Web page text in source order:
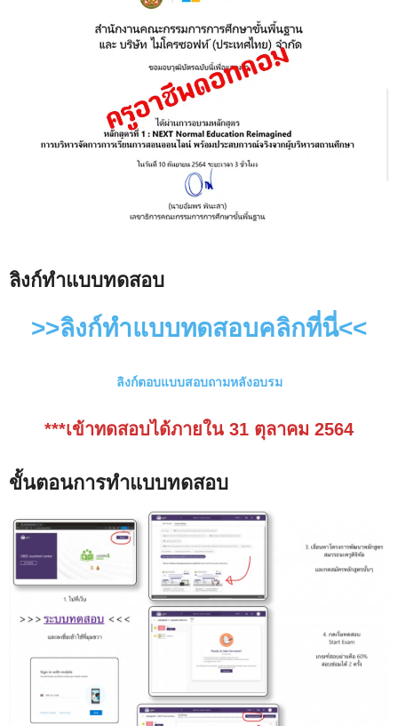
ลิงก์ทำแบบทดสอบ
>>ลิงก์ทำแบบทดสอบคลิกที่นี่<<
ลิงก์ตอบแบบสอบถามหลังอบรม
***เข้าทดสอบได้ภายใน 31 ตุลาคม 2564
ขั้นตอนการทำแบบทดสอบ